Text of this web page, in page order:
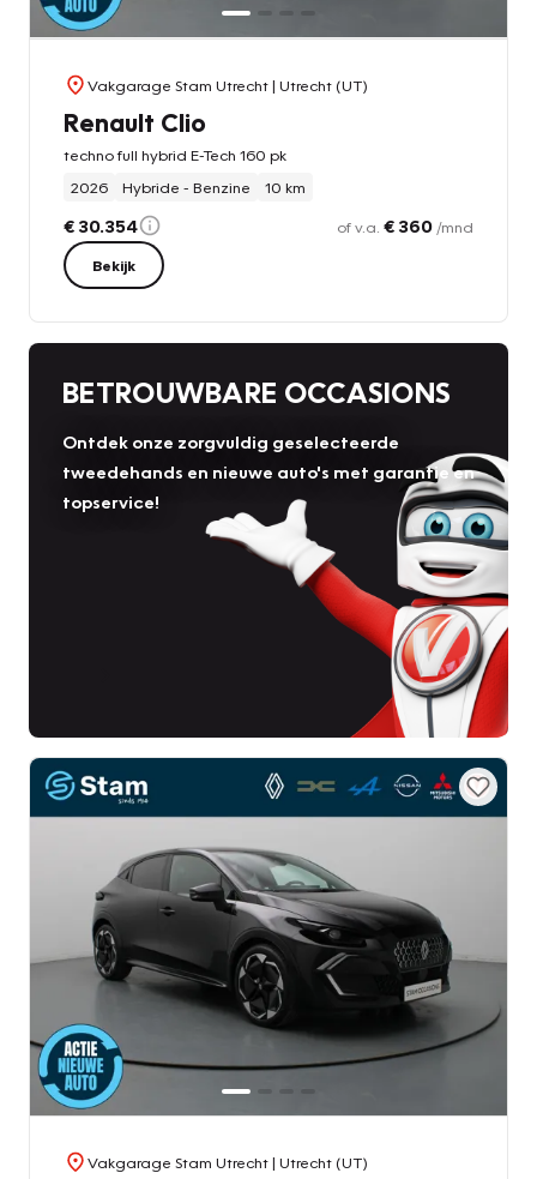
Vakgarage Stam Utrecht| Utrecht (UT)
Renault Clio
techno full hybrid E-Tech 160 pk
2026
Hybride - Benzine 10 km
€ 30.354 of v.a. € 360 /mnd
Bekijk
BETROUWBARE OCCASIONS
Ontdek onze zorgvuldig geselecteerde
tweedehands en nieuwe auto's met garantie en
topservice!
Vakgarage Stam Utrecht| Utrecht (UT)